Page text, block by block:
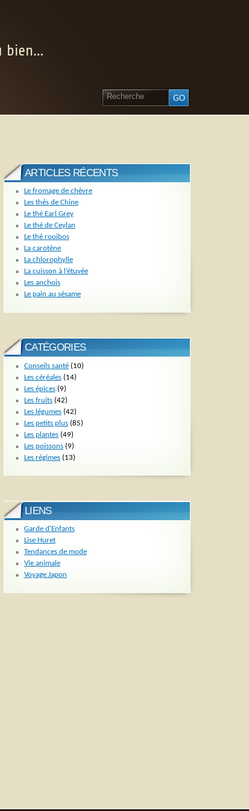
bien…
ARTICLES RÉCENTS
Le fromage de chèvre
Les thés de Chine
Le thé Earl Grey
Le thé de Ceylan
Le thé rooibos
La carotène
La chlorophylle
La cuisson à l’étuvée
Les anchois
Le pain au sésame
CATÉGORIES
Conseils santé(10)
Les céréales(14)
Les épices(9)
Les fruits(42)
Les légumes(42)
Les petits plus(85)
Les plantes(49)
Les poissons(9)
Les régimes(13)
LIENS
Garde d'Enfants
Lise Huret
Tendances de mode
Vie animale
Voyage Japon